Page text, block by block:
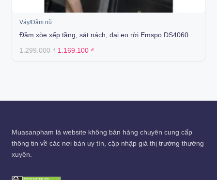
Váy/Đầm nữ
Đầm xòe xếp tầng, sát nách, đai eo rời Emspo DS4060
1.299.000₫ Original
was:
1.169.100 ₫
is:
Muasanpham là website không bán hàng chuyên cung cấp
thông tin về các nơi bán uy tín, cập nhập giá thị trường thường
xuyên.